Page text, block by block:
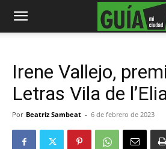
Irene Vallejo,
Letras Vila de
Por Beatriz Sambeat - 6 de febrero de 2023